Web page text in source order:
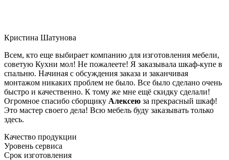
Кристина Шатунова
Всем, кто еще выбирает компанию для изготовления мебели,
советую Кухни мол! Не пожалеете! Я заказывала шкаф-купе в
спальню. Начиная с обсуждения заказа и заканчивая
монтажом никаких проблем не было. Все было сделано очень
быстро и качественно. К тому же мне ещё скидку сделали!
Огромное спасибо сборщику Алексею за прекрасный шкаф!
Это мастер своего дела! Всю мебель буду заказывать только
здесь.
Качество продукции
Уровень сервиса
Срок изготовления